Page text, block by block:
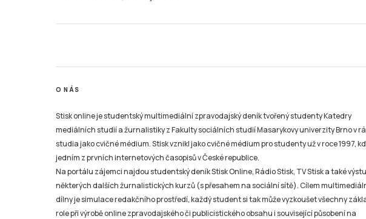
O NÁS
Stisk online je studentský multimediální zpravodajský deník tvořený studenty Katedry
mediálních studií a žurnalistiky z Fakulty sociálních studií Masarykovy univerzity Brno v
studia jako cvičné médium. Stisk vznikl jako cvičné médium pro studenty už v roce 1997,
jedním z prvních internetových časopisů v České republice.
Na portálu zájemci najdou studentský deník Stisk Online, Rádio Stisk, TV Stisk a také
některých dalších žurnalistických kurzů (s přesahem na sociální sítě). Cílem
dílny je simulace redakčního prostředí, každý student si tak může vyzkoušet všechny
role při výrobě online zpravodajského či publicistického obsahu i související působení na